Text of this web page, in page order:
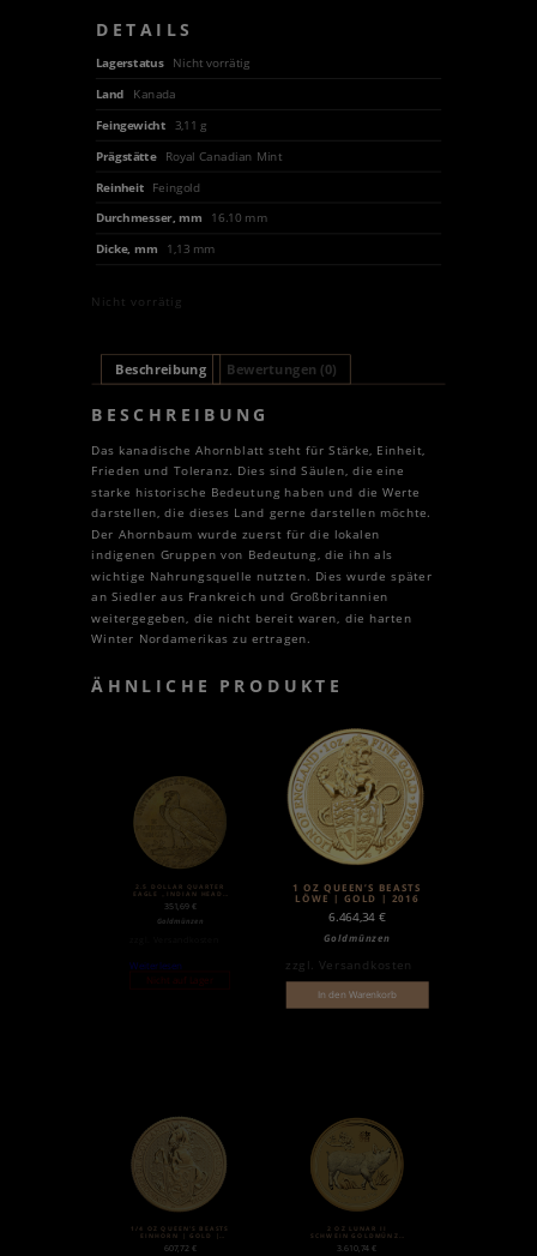
DETAILS
Lagerstatus
Nicht vorrätig
Land
Kanada
Feingewicht
3,11 g
Prägstätte
Royal Canadian Mint
Reinheit
Feingold
Durchmesser, mm
16.10 mm
Dicke, mm
1,13 mm
Nicht vorrätig
Beschreibung Bewertungen (0)
BESCHREIBUNG
Das kanadische Ahornblatt steht für Stärke, Einheit,
Frieden und Toleranz. Dies sind Säulen, die eine
starke historische Bedeutung haben und die Werte
darstellen, die dieses Land gerne darstellen möchte.
Der Ahornbaum wurde zuerst für die lokalen
indigenen Gruppen von Bedeutung, die ihn als
wichtige Nahrungsquelle nutzten. Dies wurde später
an Siedler aus Frankreich und Großbritannien
weitergegeben, die nicht bereit waren, die harten
Winter Nordamerikas zu ertragen.
ÄHNLICHE PRODUKTE
2.5 DOLLAR QUARTER
EAGLE „INDIAN HEAD“
351,69 €
Goldmünzen
Weiterlesen
Nicht auf Lager
1 OZ QUEEN’S BEASTS
LÖWE | GOLD | 2016
6.464,34 €
Goldmünzen
zzgl. Versandkosten
In den Warenkorb
1/4 OZ QUEEN’S BEASTS
EINHORN | GOLD |
607,72 €
2 OZ LUNAR II
SCHWEIN GOLDMÜNZE
3.610,74€